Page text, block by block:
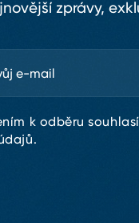
zprávy,
k odběru